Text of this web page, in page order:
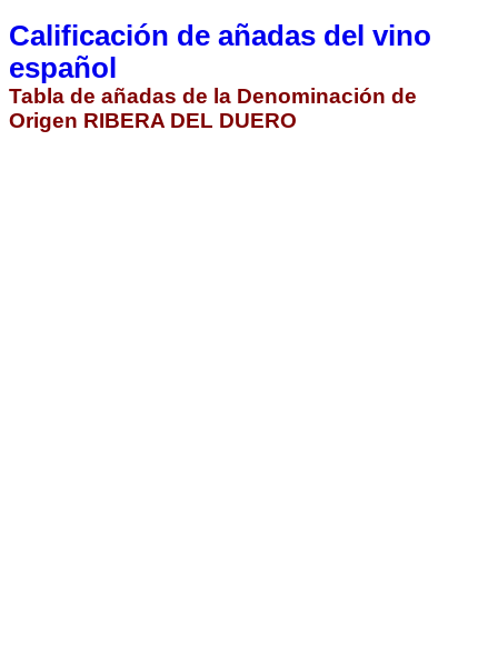
Calificación de añadas del vino
español
Tabla de añadas de la Denominación de
Origen RIBERA DEL DUERO